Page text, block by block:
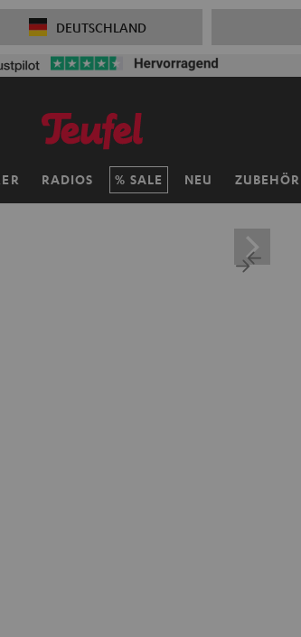
DEUTSCHLAND
RADIOS SALE NEU ZUBEHÖR